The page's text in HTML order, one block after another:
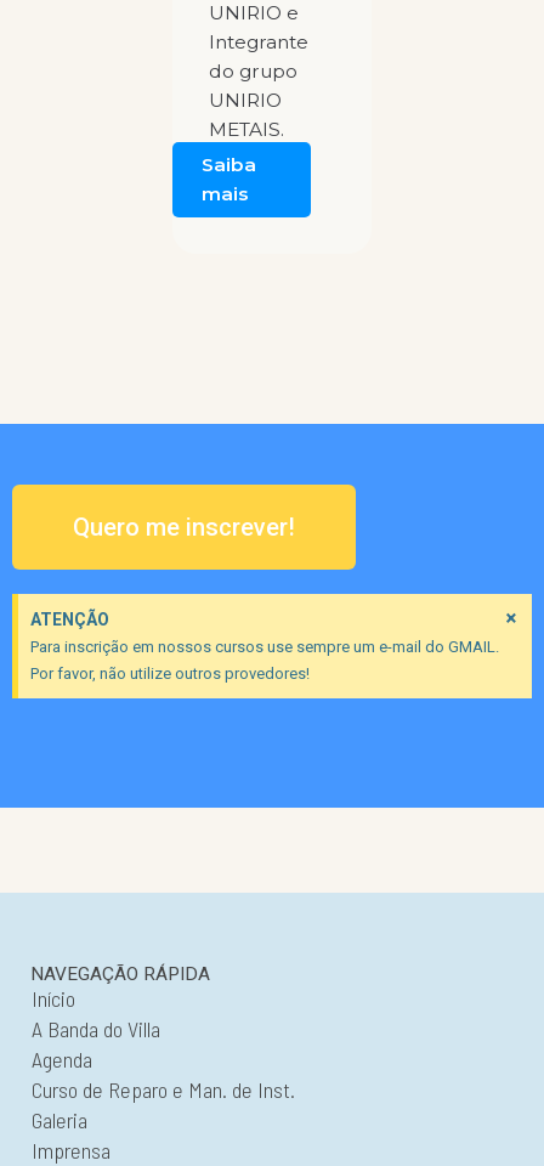
UNIRIO e
Integrante
do grupo
UNIRIO
METAIS.
Saiba
mais
Quero me inscrever!
ATENÇÃO
Para inscrição em nossos cursos use sempre um e-mail do GMAIL.
Por favor, não utilize outros provedores!
×
NAVEGAÇÃO RÁPIDA
Início
A Banda do Villa
Agenda
Curso de Reparo e Man. de Inst.
Galeria
Imprensa